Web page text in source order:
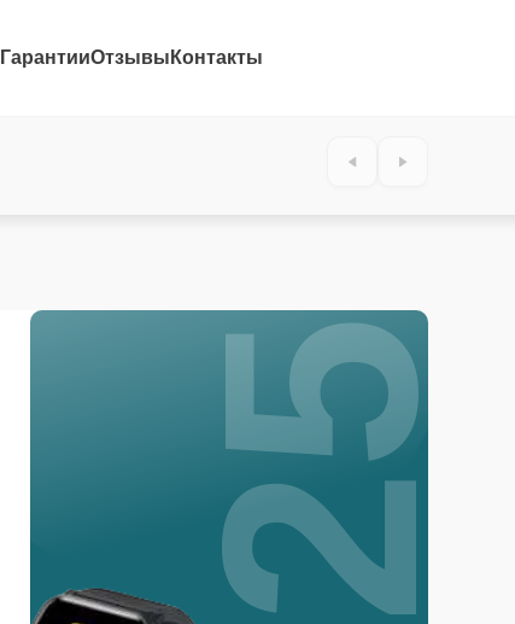
ГарантииОтзывы Контакты
25%